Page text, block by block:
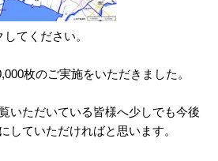
てください。
枚のご実施をいただきました。
いただいている皆様へ少しでも今後
していただければと思います。